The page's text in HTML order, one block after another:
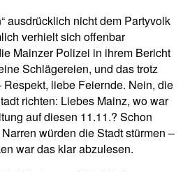
ausdrücklich nicht dem Partyvolk
verhielt sich offenbar
Mainzer Polizei in ihrem Bericht
Schlägereien, und das trotz
liebe Feiernde. Nein, die
richten: Liebes Mainz, wo war
auf diesen 11.11.? Schon
würden die Stadt stürmen –
war das klar abzulesen.